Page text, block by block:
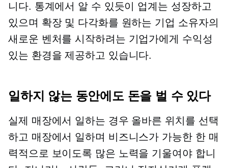
니다. 통계에서 알 수 있듯이 업계는 성장하고
있으며 확장 및 다각화를 원하는 기업 소유자의
새로운 벤처를 시작하려는 기업가에게 수익성
있는 환경을 제공하고 있습니다.
일하지 않는 동안에도 돈을 벌 수 있다
실제 매장에서 일하는 경우 올바른 위치를 선택
하고 매장에서 일하며 비즈니스가 가능한 한 매
력적으로 보이도록 많은 노력을 기울여야 합니